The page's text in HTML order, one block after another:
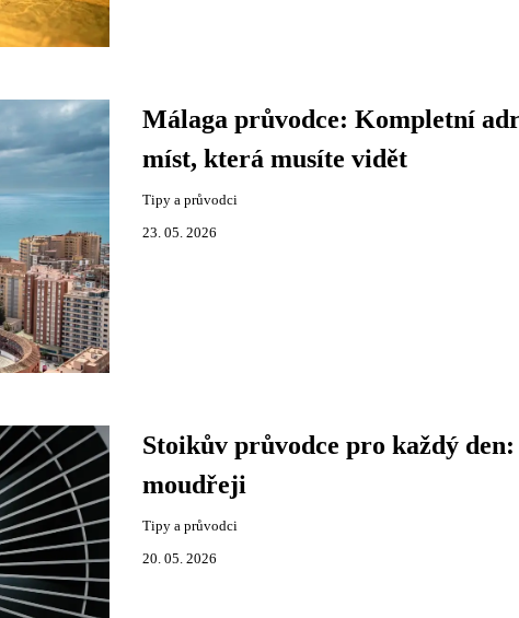
Málaga průvodce: Kompletní
míst, která musíte vidět
Tipy a průvodci
23. 05. 2026
Stoikův průvodce pro každý
moudřeji
Tipy a průvodci
20. 05. 2026